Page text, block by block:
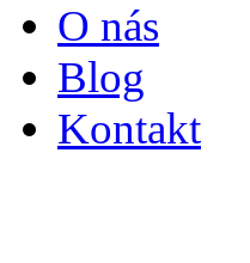
O nás
Blog
Kontakt